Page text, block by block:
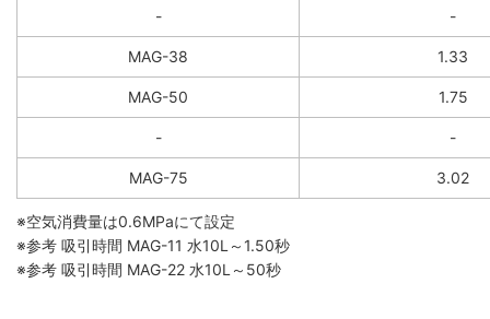
- -
MAG-38 1.33
MAG-50 1.75
- -
MAG-75 3.02
※空気消費量は0.6MPaにて設定
※参考 吸引時間 MAG-11 水10L～1.50秒
※参考 吸引時間 MAG-22 水10L～50秒